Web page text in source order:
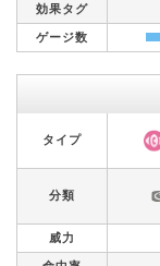
効果タグ
ゲージ数
タイプ
分類
威力